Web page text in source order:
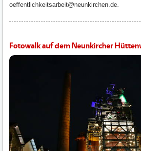
oeffentlichkeitsarbeit@neunkirchen.de.
Fotowalk auf dem Neunkircher